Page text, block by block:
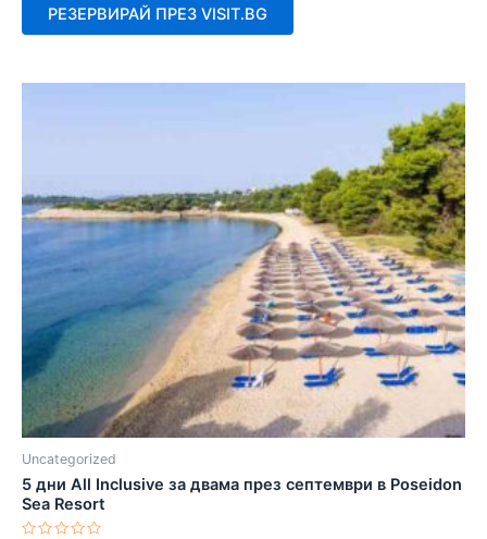
РЕЗЕРВИРАЙ ПРЕЗ VISIT.BG
Uncategorized
5 дни All Inclusive за двама през септември в Poseidon
Sea Resort